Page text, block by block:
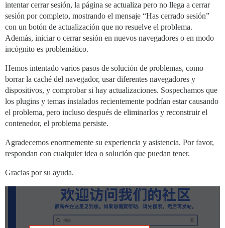
intentar cerrar sesión, la página se actualiza pero no llega a cerrar
sesión por completo, mostrando el mensaje “Has cerrado sesión”
con un botón de actualización que no resuelve el problema.
Además, iniciar o cerrar sesión en nuevos navegadores o en modo
incógnito es problemático.
Hemos intentado varios pasos de solución de problemas, como
borrar la caché del navegador, usar diferentes navegadores y
dispositivos, y comprobar si hay actualizaciones. Sospechamos que
los plugins y temas instalados recientemente podrían estar causando
el problema, pero incluso después de eliminarlos y reconstruir el
contenedor, el problema persiste.
Agradecemos enormemente su experiencia y asistencia. Por favor,
respondan con cualquier idea o solución que puedan tener.
Gracias por su ayuda.